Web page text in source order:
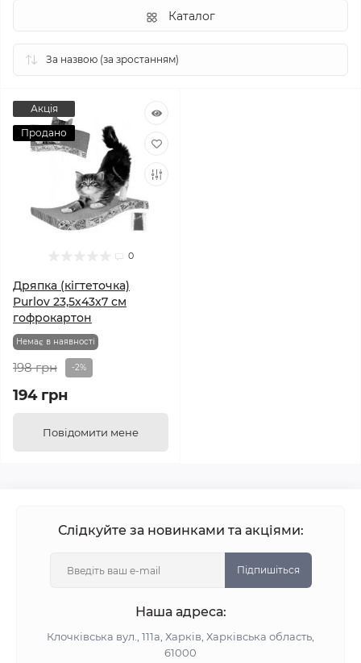
Каталог
Акція
Продано
0
Дряпка (кігтеточка)
Purlov 23,5х43х7 см
гофрокартон
Немає в наявності
198 грн -2%
194 грн
Повідомити мене
Слідкуйте за новинками та акціями:
Підпишіться
Наша адреса:
Клочківська вул., 111а, Харків, Харківська область,
61000